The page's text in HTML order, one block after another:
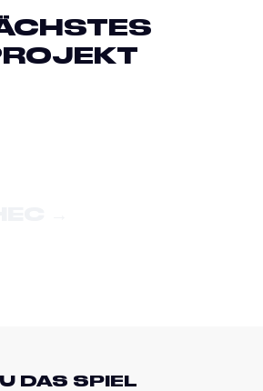
DAS SPIEL